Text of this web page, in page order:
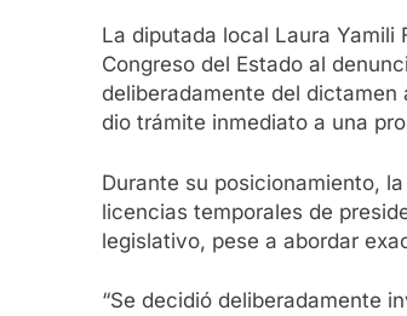
La diputada local Laura Yamili
Congreso del Estado al
deliberadamente del dictamen
dio trámite inmediato a una
Durante su posicionamiento,
licencias temporales de
legislativo, pese a abordar
“Se decidió deliberadamente